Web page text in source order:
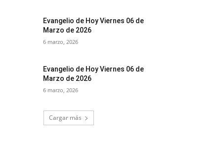
Evangelio de Hoy Viernes 06 de
Marzo de 2026
6 marzo, 2026
Evangelio de Hoy Viernes 06 de
Marzo de 2026
6 marzo, 2026
Cargar más